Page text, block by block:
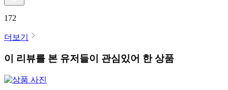
172
더보기
이 리뷰를 본 유저들이 관심있어 한 상품